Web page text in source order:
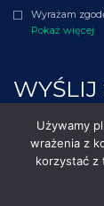
Wyrażam
Pokaż więcej
WYŚLIJ
©2010 - 2026
Używamy
wrażenia z
korzystać z